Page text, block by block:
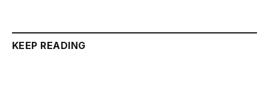
KEEP READING